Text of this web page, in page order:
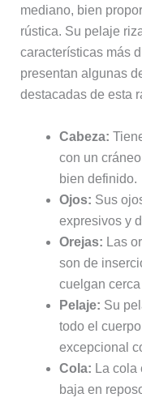
mediano, bien
rústica. Su pelaje
características más
presentan algunas
destacadas de esta
Cabeza:
con un
bien definido.
Ojos: Sus
expresivos y
Orejas: Las
son de
cuelgan
Pelaje: Su
todo el
excepcional
Cola: La cola
baja en